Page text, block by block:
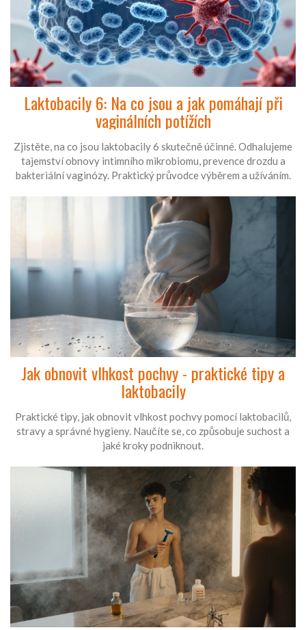
Laktobacily 6: Na co jsou a jak pomáhají při
vaginálních potížích
Zjistěte, na co jsou laktobacily 6 skutečně účinné. Odhalujeme
tajemství obnovy intimního mikrobiomu, prevence drozdu a
bakteriální vaginózy. Praktický průvodce výběrem a užíváním.
Jak obnovit vlhkost pochvy - praktické tipy a
laktobacily
Praktické tipy, jak obnovit vlhkost pochvy pomocí laktobacilů,
stravy a správné hygieny. Naučíte se, co způsobuje suchost a
jaké kroky podniknout.